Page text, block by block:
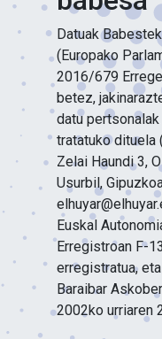
Datuak
(Europako
2016/679
betez,
datu pertsonalak
tratatuko dituela
Zelai Haundi 3,
Usurbil,
Euskal
Erregistroan F-
erregistratua,
Baraibar
2002ko urriaren